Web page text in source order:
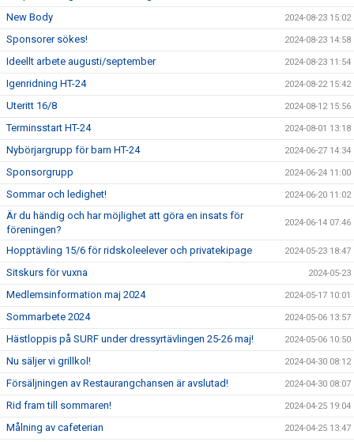
New Body 2024-08-23 15:02
Sponsorer sökes! 2024-08-23 14:58
Ideellt arbete augusti/september 2024-08-23 11:54
Igenridning HT-24 2024-08-22 15:42
Uteritt 16/8 2024-08-12 15:56
Terminsstart HT-24 2024-08-01 13:18
Nybörjargrupp för barn HT-24 2024-06-27 14:34
Sponsorgrupp 2024-06-24 11:00
Sommar och ledighet! 2024-06-20 11:02
Är du händig och har möjlighet att göra en insats för
föreningen?
2024-06-14 07:46
Hopptävling 15/6 för ridskoleelever och privatekipage 2024-05-23 18:47
Sitskurs för vuxna 2024-05-23
Medlemsinformation maj 2024 2024-05-17 10:01
Sommarbete 2024 2024-05-06 13:57
Hästloppis på SURF under dressyrtävlingen 25-26 maj! 2024-05-06 10:50
Nu säljer vi grillkol! 2024-04-30 08:12
Försäljningen av Restaurangchansen är avslutad! 2024-04-30 08:07
Rid fram till sommaren! 2024-04-25 19:04
Målning av cafeterian 2024-04-25 13:47